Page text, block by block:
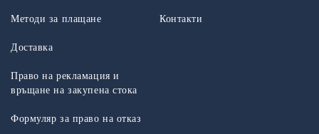
Методи за плащане
Доставка
Право на рекламация и
връщане на закупена стока
Формуляр за право на отказ
Контакти